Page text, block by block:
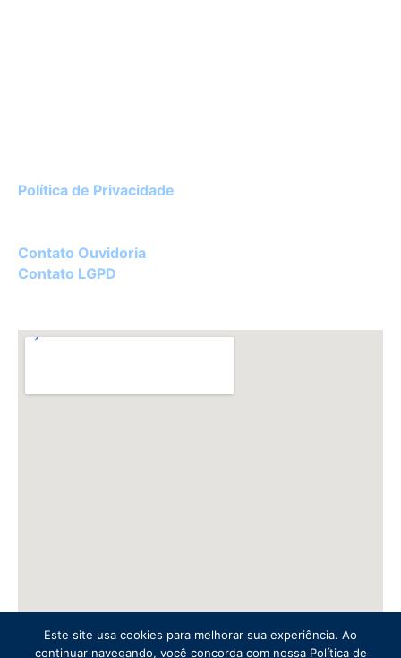
Política de Privacidade
Contato Ouvidoria
Contato LGPD
Este site usa cookies para melhorar sua experiência. Ao
continuar navegando, você concorda com nossa Política de